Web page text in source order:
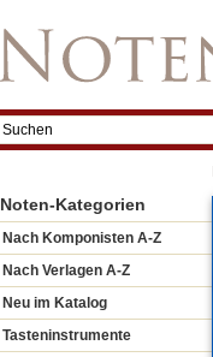
Noten-Kategorien
Nach Komponisten A-Z
Nach Verlagen A-Z
Neu im Katalog
Tasteninstrumente